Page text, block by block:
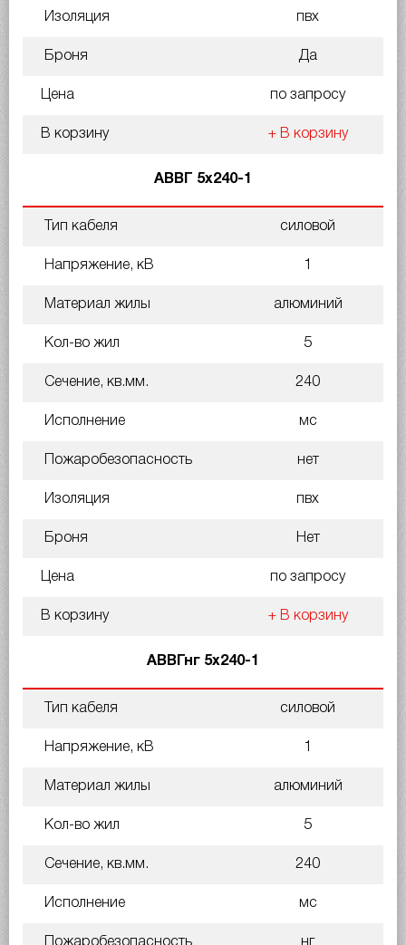
Изоляция пвх
Броня Да
Цена по запросу
В корзину + В корзину
АВВГ 5х240-1
Тип кабеля силовой
Напряжение, кВ 1
Материал жилы алюминий
Кол-во жил 5
Сечение, кв.мм. 240
Исполнение мс
Пожаробезопасность нет
Изоляция пвх
Броня Нет
Цена по запросу
В корзину + В корзину
АВВГнг 5х240-1
Тип кабеля силовой
Напряжение, кВ 1
Материал жилы алюминий
Кол-во жил 5
Сечение, кв.мм. 240
Исполнение мс
Пожаробезопасность нг